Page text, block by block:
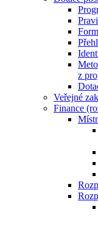
z
Veřejné
Finance